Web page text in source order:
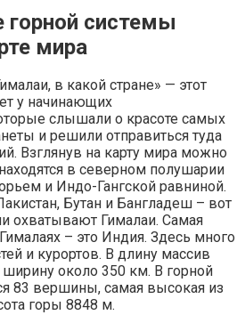
горной системы
мира
в какой стране» — этот
у начинающих
слышали о красоте самых
и решили отправиться туда
Взглянув на карту мира можно
в северном полушарии
и Индо-Гангской равниной.
Бутан и Бангладеш – вот
охватывают Гималаи. Самая
– это Индия. Здесь много
и курортов. В длину массив
около 350 км. В горной
83 вершины, самая высокая из
горы 8848 м.